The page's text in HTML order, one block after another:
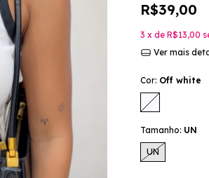
R$39,00
3 x de R$13,00
Ver mais
Cor: Off white
Tamanho: UN
UN